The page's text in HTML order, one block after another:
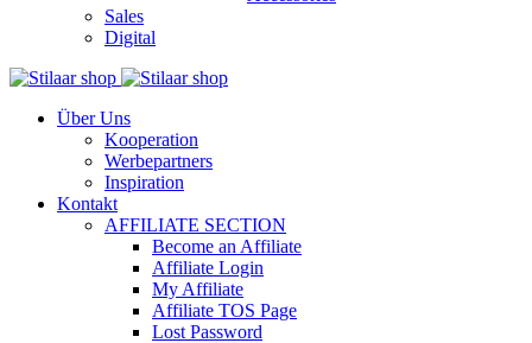
Sales
Digital
Über Uns
Kooperation
Werbepartners
Inspiration
Kontakt
AFFILIATE SECTION
Become an Affiliate
Affiliate Login
My Affiliate
Affiliate TOS Page
Lost Password